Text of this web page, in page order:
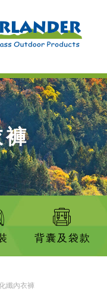
褲
背囊及袋款
纖內衣褲